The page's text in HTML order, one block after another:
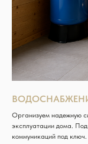
Организуем надежную
эксплуатации дома.
коммуникаций под ключ.